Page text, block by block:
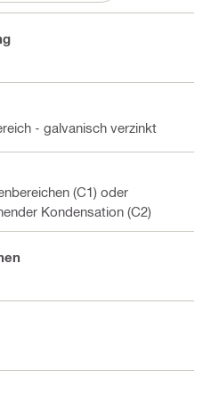
- galvanisch verzinkt
(C1) oder
Kondensation (C2)